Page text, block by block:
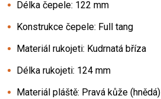
Délka čepele: 122 mm
Konstrukce čepele: Full tang
Materiál rukojeti: Kudrnatá bříza
Délka rukojeti: 124 mm
Materiál pláště: Pravá kůže (hnědá)